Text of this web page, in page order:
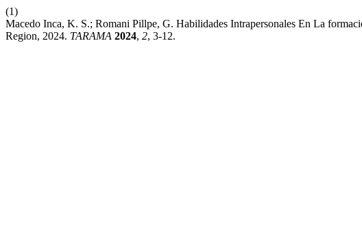
(1)
Macedo Inca, K. S.; Romani Pillpe, G. Habilidades Intrapersonales En La
Region, 2024. TARAMA 2024, 2, 3-12.